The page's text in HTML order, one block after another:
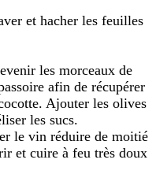
et hacher les feuilles
les morceaux de
afin de récupérer
Ajouter les olives
les sucs.
le vin réduire de moitié
et cuire à feu très doux